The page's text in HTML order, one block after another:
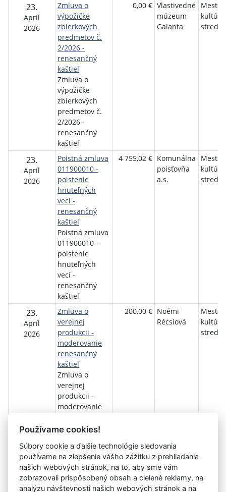
23.
Apríl
2026
Zmluva o
výpožičke
zbierkových
predmetov č.
2/2026 -
renesančný
kaštieľ
Zmluva o
výpožičke
zbierkových
predmetov č.
2/2026 -
renesančný
kaštieľ
0,00 € Vlastivedné
múzeum
Galanta
23.
Apríl
2026
Poistná zmluva
011900010 -
poistenie
hnuteľných
vecí -
renesančný
kaštieľ
Poistná zmluva
011900010 -
poistenie
hnuteľných
vecí -
renesančný
kaštieľ
4 755,02 € Komunálna
poisťovňa
a.s.
23.
Apríl
2026
Zmluva o
verejnej
produkcii -
moderovanie
renesančný
kaštieľ
Zmluva o
verejnej
produkcii -
moderovanie
kaštieľ
200,00 € Noémi
Récsiová
« 1 2 3 4 5Aktuálna
stránka
5
6 7 8 9
11
»
Používame cookies!
Súbory cookie a ďalšie technológie sledovania
používame na zlepšenie vášho zážitku z prehliadania
našich webových stránok, na to, aby sme vám
zobrazovali prispôsobený obsah a cielené reklamy, na
analýzu návštevnosti našich webových stránok a na